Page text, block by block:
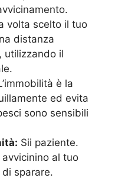
volta scelto il tuo
distanza
utilizzando il
è la
ed evita
sono sensibili
Sii paziente.
al tuo
di sparare.